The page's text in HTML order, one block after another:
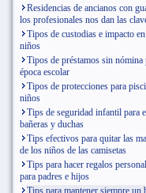
Residencias de ancianos con
los profesionales nos dan las
Tipos de custodias e impacto
niños
Tipos de préstamos sin nómina
época escolar
Tipos de protecciones para
niños
Tips de seguridad infantil para
bañeras y duchas
Tips efectivos para quitar las
de los niños de las camisetas
Tips para hacer regalos
para padres e hijos
Tips para mantener siempre un